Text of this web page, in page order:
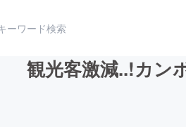
観光客激減..!カン